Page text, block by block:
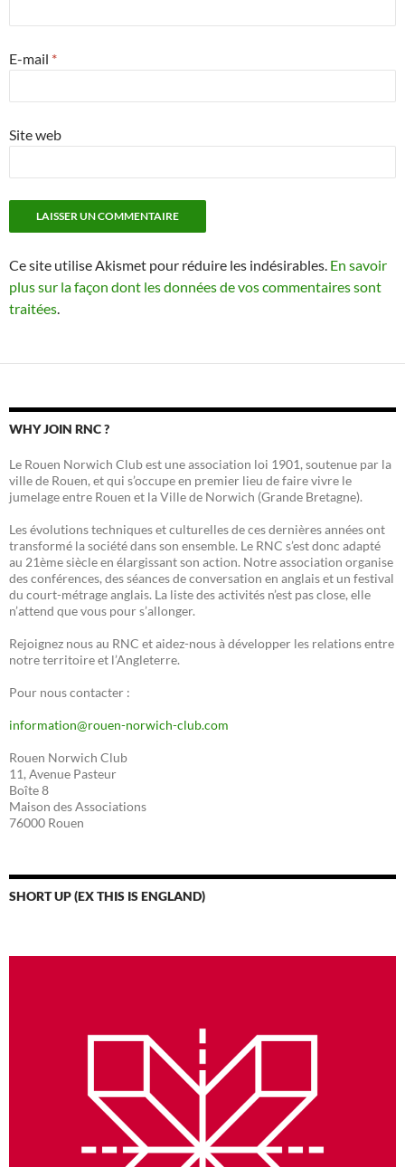
E-mail *
Site web
Ce site utilise Akismet pour réduire les indésirables. En savoir
plus sur la façon dont les données de vos commentaires sont
traitées
WHY JOIN RNC ?
Le Rouen Norwich Club est une association loi 1901, soutenue par la
ville de Rouen, et qui s’occupe en premier lieu de faire vivre le
jumelage entre Rouen et la Ville de Norwich (Grande Bretagne).
Les évolutions techniques et culturelles de ces dernières années ont
transformé la société dans son ensemble. Le RNC s’est donc adapté
au 21ème siècle en élargissant son action. Notre association organise
des conférences, des séances de conversation en anglais et un festival
du court-métrage anglais. La liste des activités n’est pas close, elle
n’attend que vous pour s’allonger.
Rejoignez nous au RNC et aidez-nous à développer les relations entre
notre territoire et l’Angleterre.
Pour nous contacter :
information@rouen-norwich-club.com
Rouen Norwich Club
11, Avenue Pasteur
Boîte 8
Maison des Associations
76000 Rouen
SHORT UP (EX THIS IS ENGLAND)